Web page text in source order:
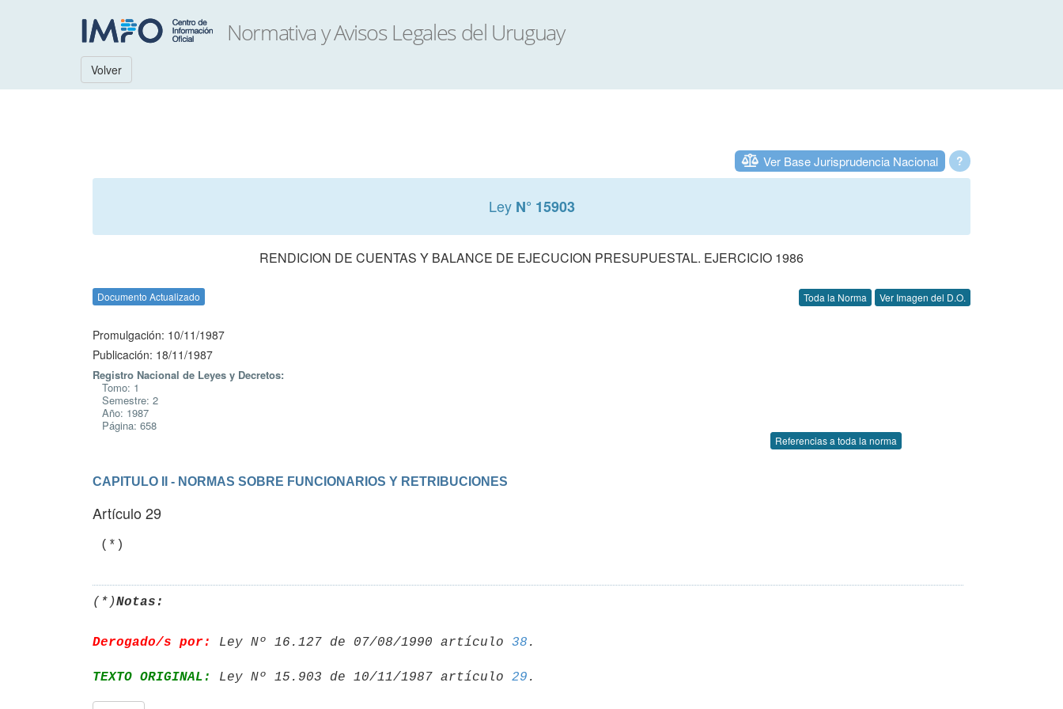
Volver
?
Ver Base Jurisprudencia Nacional
Ley N° 15903
RENDICION DE CUENTAS Y BALANCE DE EJECUCION PRESUPUESTAL. EJERCICIO 1986
Documento Actualizado Toda la Norma Ver Imagen del D.O.
Promulgación: 10/11/1987
Publicación: 18/11/1987
Registro Nacional de Leyes y Decretos:
Tomo: 1
Semestre: 2
Año: 1987
Página: 658
Referencias a toda la norma
CAPITULO II - NORMAS SOBRE FUNCIONARIOS Y RETRIBUCIONES
Artículo 29
(*)Notas:
Derogado/s por: Ley Nº 16.127 de 07/08/1990 artículo 38
TEXTO ORIGINAL: Ley Nº 15.903 de 10/11/1987 artículo 29